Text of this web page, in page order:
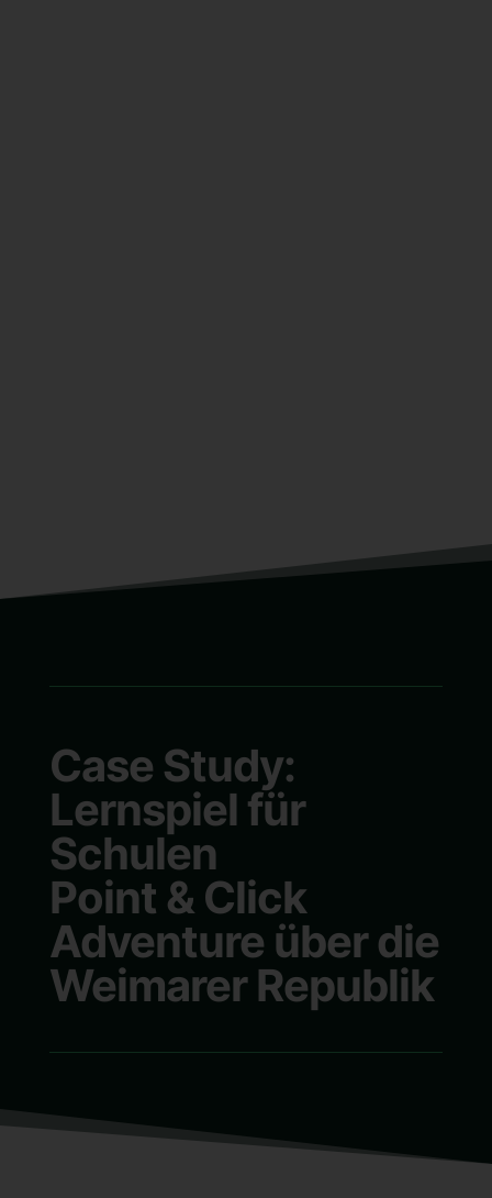
Case Study:
Lernspiel für
Schulen
Point & Click
Adventure über die
Weimarer Republik